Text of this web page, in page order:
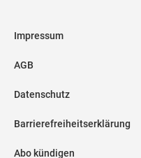
Impressum
AGB
Datenschutz
Barrierefreiheitserklärung
Abo kündigen